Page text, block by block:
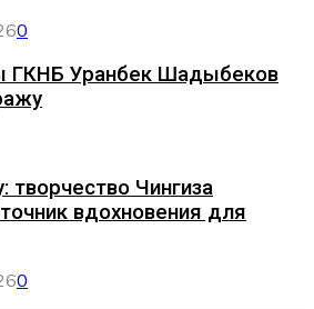
0
ГКНБ Уранбек Шадыбеков
творчество Чингиза
вдохновения для
0